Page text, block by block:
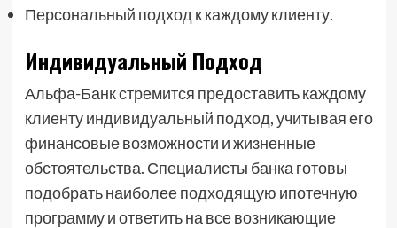
Персональный подход к каждому клиенту.
Индивидуальный Подход
Альфа-Банк стремится предоставить каждому
клиенту индивидуальный подход, учитывая его
финансовые возможности и жизненные
обстоятельства. Специалисты банка готовы
подобрать наиболее подходящую ипотечную
программу и ответить на все возникающие